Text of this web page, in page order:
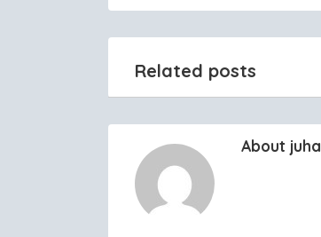
Related posts
About juha